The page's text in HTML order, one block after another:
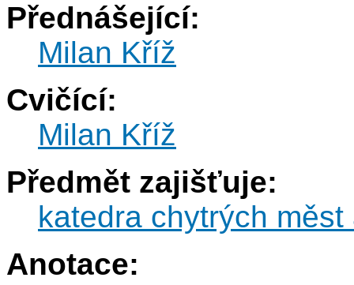
Přednášející:
Milan Kříž
Cvičící:
Milan Kříž
Předmět zajišťuje:
katedra chytrých měst
Anotace: